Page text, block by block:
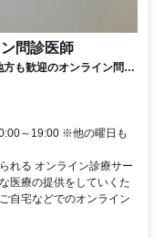
問診医師
も歓迎のオンライン問診
～19:00 ※他の曜日も
れる オンライン診療サー
医療の提供をしていくた
自宅などでのオンライン